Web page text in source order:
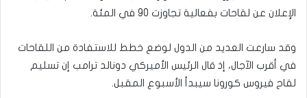
الإعلان عن لقاحات بفعالية تجاوزت 90 في المئة.
وقد سارعت العديد من الدول لوضع خطط للاستفادة من اللقاحات
في أقرب الآجال، إذ قال الرئيس الأميركي دونالد ترامب إن تسليم
لقاح فيروس كورونا سيبدأ الأسبوع المقبل.